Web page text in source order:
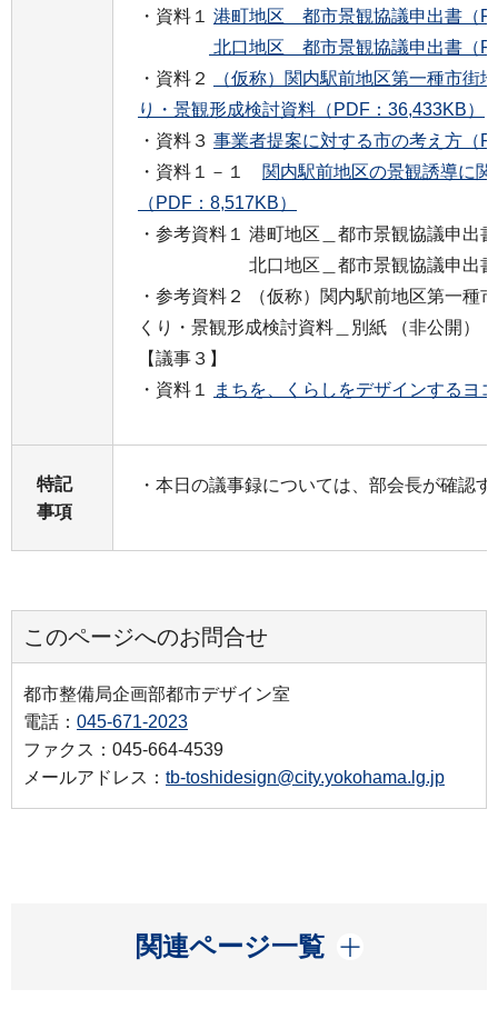
・資料１ 港町地区＿都市景観協議申出書（
北口地区＿都市景観協議申出書（
・資料２
（仮称）関内駅前地区第一種市街
り・景観形成検討資料（PDF：36,433KB）
・資料３ 事業者提案に対する市の考え方（
・資料１－１ 関内駅前地区の景観誘導に
（PDF：8,517KB）
・参考資料１ 港町地区＿都市景観協議申出
北口地区＿都市景観協議申出書＿
・参考資料２ （仮称）関内駅前地区第一種
くり・景観形成検討資料＿別紙 （非公開）
【議事３】
・資料１
まちを、くらしをデザインするヨ
特記
事項
・本日の議事録については、部会長が確認す
このページへのお問合せ
都市整備局企画部都市デザイン室
電話： 045-671-2023
ファクス：045-664-4539
メールアドレス： tb-toshidesign@city.yokohama.lg.jp
関連ページ一覧
開く